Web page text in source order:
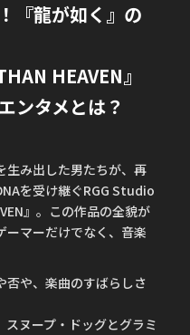
『龍が如く』の
HEAVEN』
ンタメとは？
生み出した男たちが、再
を受け継ぐRGG Studio
』。この作品の全貌が
ーマーだけでなく、音楽
否や、楽曲のすばらしさ
ヌープ・ドッグとグラミ